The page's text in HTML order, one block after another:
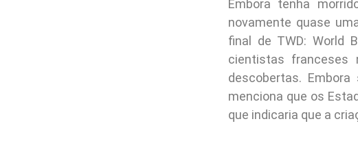
Embora tenha
novamente quase
final de TWD: World
cientistas franceses
descobertas.
menciona que os
que indicaria que a